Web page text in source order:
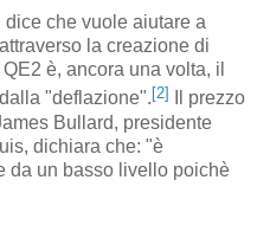
che vuole aiutare a
la creazione di
è, ancora una volta, il
"deflazione".[2]
Il prezzo
Bullard, presidente
dichiara che: "è
da un basso livello poichè